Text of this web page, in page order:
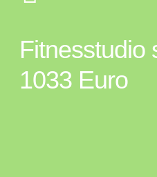
Fitnesstudio
1033 Euro